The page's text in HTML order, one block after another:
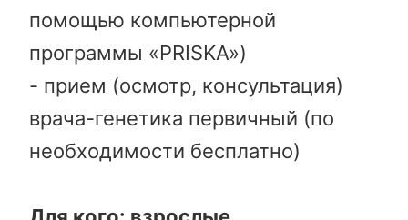
помощью компьютерной
программы «PRISKA»)
- прием (осмотр, консультация)
врача-генетика первичный (по
необходимости бесплатно)